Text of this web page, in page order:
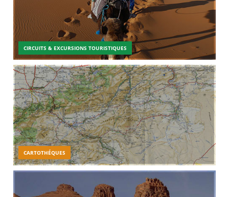
CIRCUITS & EXCURSIONS TOURISTIQUES
CARTOTHÉQUES